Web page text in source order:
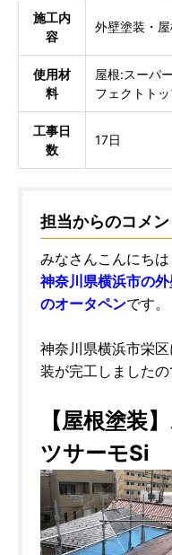
施工内
容
外壁塗装・
使用材
料
屋根:スーパ
フェクトト
工事日
数
17日
担当からのコメン
みなさんこんにちは
神奈川県横浜市の
のオータペンです。
神奈川県横浜市栄
装が完工しましたの
【屋根塗装
ツサーモSi